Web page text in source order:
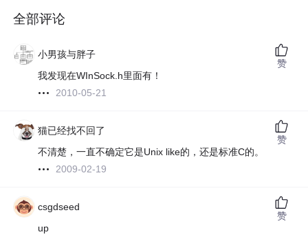
全部评论
小男孩与胖子
我发现在WInSock.h里面有！
2010-05-21
赞
猫已经找不回了
不清楚，一直不确定它是Unix like的，还是标准C的。
2009-02-19
赞
csgdseed
up
赞